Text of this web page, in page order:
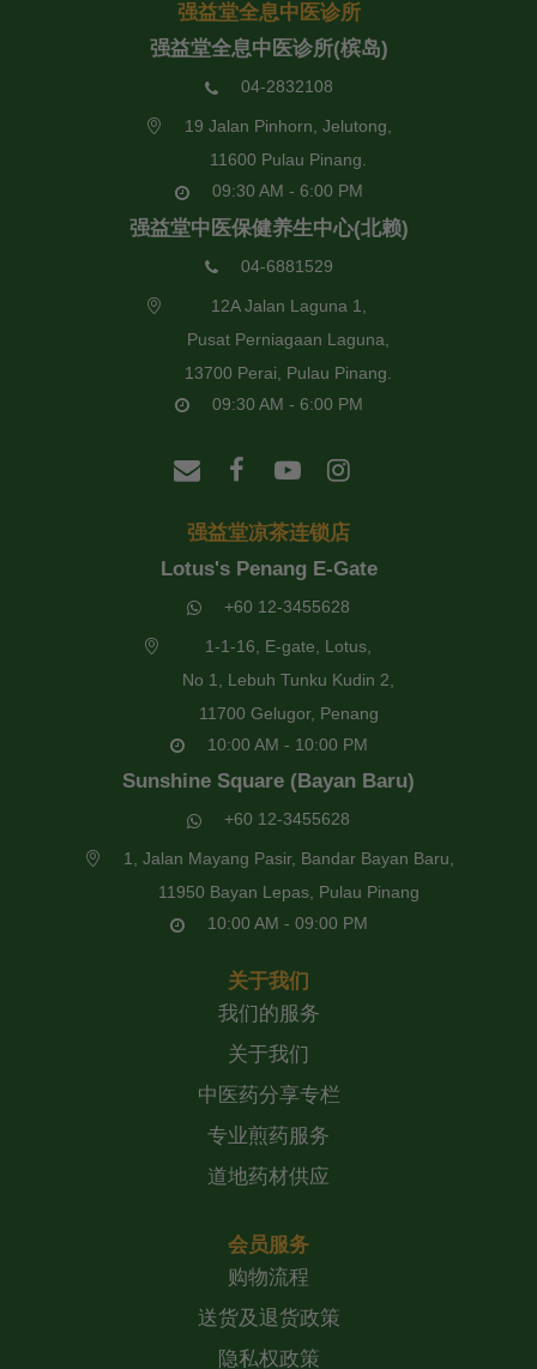
强益堂全息中医诊所
强益堂全息中医诊所(槟岛)
04-2832108
19 Jalan Pinhorn, Jelutong,
11600 Pulau Pinang.
09:30 AM - 6:00 PM
强益堂中医保健养生中心(北赖)
04-6881529
12A Jalan Laguna 1,
Pusat Perniagaan Laguna,
13700 Perai, Pulau Pinang.
09:30 AM - 6:00 PM
强益堂凉茶连锁店
Lotus's Penang E-Gate
+60 12-3455628
1-1-16, E-gate, Lotus,
No 1, Lebuh Tunku Kudin 2,
11700 Gelugor, Penang
10:00 AM - 10:00 PM
Sunshine Square (Bayan Baru)
+60 12-3455628
1, Jalan Mayang Pasir, Bandar Bayan Baru,
11950 Bayan Lepas, Pulau Pinang
10:00 AM - 09:00 PM
关于我们
我们的服务
关于我们
中医药分享专栏
专业煎药服务
道地药材供应
会员服务
购物流程
送货及退货政策
隐私权政策